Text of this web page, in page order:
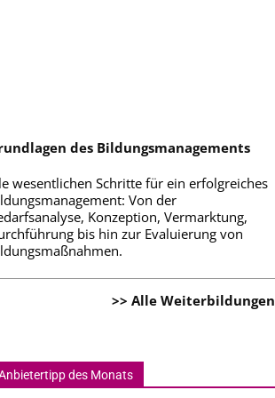
des Bildungsmanagements
wesentlichen Schritte für ein erfolgreiches
Von der
Konzeption, Vermarktung,
bis hin zur Evaluierung von
>> Alle Weiterbildungen
des Monats